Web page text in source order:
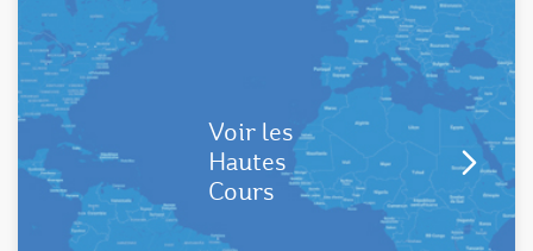
Voir les
Hautes
Cours